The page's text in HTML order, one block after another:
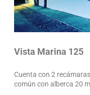
Vista Marina 125
Cuenta con 2
común con alberca 20